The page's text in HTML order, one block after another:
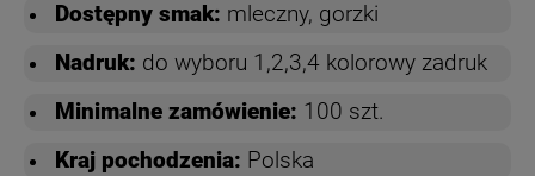
Dostępny smak: mleczny, gorzki
Nadruk: do wyboru 1,2,3,4 kolorowy zadruk
Minimalne zamówienie: 100 szt.
Kraj pochodzenia: Polska